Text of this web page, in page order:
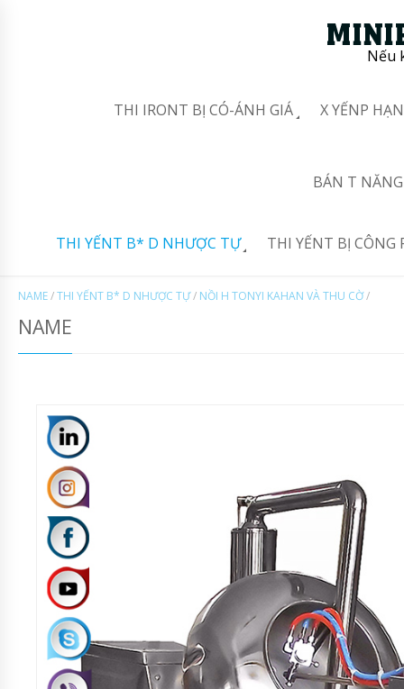
Nếu
THI IRONT BỊ CÓ-ÁNH GIÁ X YẾNP
BÁN T
THI YẾNT B* D NHƯỢC TỰ THI YẾNT BỊ CÔNG
NAME/THI YẾNT B* D NHƯỢC TỰ/ NỒI H TONYI KAHAN VÀ THU CỜ/
NAME